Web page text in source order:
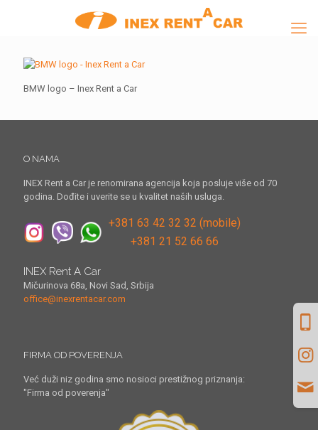
BMW logo – Inex Rent a Car
O NAMA
INEX Rent a Car je renomirana agencija koja posluje više od 70
godina. Dođite i uverite se u kvalitet naših usluga.
+381 63 42 32 32 (mobile)
+381 21 52 66 66
INEX Rent A Car
Mičurinova 68a, Novi Sad, Srbija
office@inexrentacar.com
FIRMA OD POVERENJA
Već duži niz godina smo nosioci prestižnog priznanja:
"Firma od poverenja"